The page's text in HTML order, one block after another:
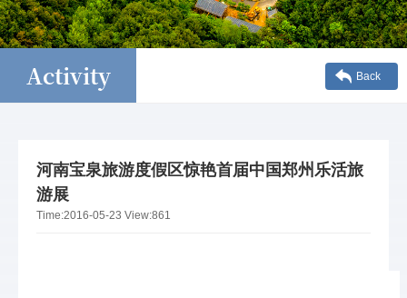
Activity Back
河南宝泉旅游度假区惊艳首届中国郑州乐活旅
游展
Time:2016-05-23 View:861